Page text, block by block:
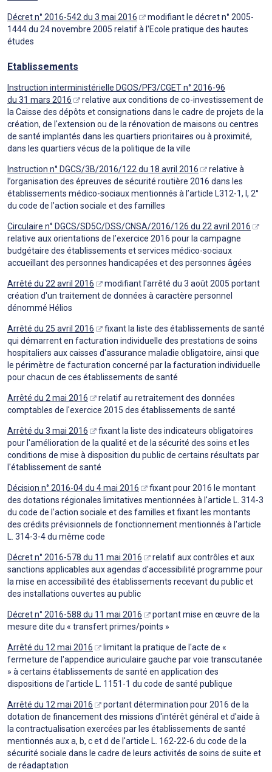
Décret n° 2016-542 du 3 mai 2016
modifiant le décret n° 2005-
1444 du 24 novembre 2005 relatif à l'Ecole pratique des hautes
études
Etablissements
Instruction interministérielle DGOS/PF3/CGET n° 2016-96
du 31 mars 2016
relative aux conditions de co-investissement de
la Caisse des dépôts et consignations dans le cadre de projets de la
création, de l'extension ou de la rénovation de maisons ou centres
de santé implantés dans les quartiers prioritaires ou à proximité,
dans les quartiers vécus de la politique de la ville
Instruction n° DGCS/3B/2016/122 du 18 avril 2016
relative à
l’organisation des épreuves de sécurité routière 2016 dans les
établissements médico-sociaux mentionnés à l’article L312-1, I, 2°
du code de l’action sociale et des familles
Circulaire n° DGCS/SD5C/DSS/CNSA/2016/126 du 22 avril 2016
relative aux orientations de l’exercice 2016 pour la campagne
budgétaire des établissements et services médico-sociaux
accueillant des personnes handicapées et des personnes âgées
Arrêté du 22 avril 2016
modifiant l'arrêté du 3 août 2005 portant
création d'un traitement de données à caractère personnel
dénommé Hélios
Arrêté du 25 avril 2016
fixant la liste des établissements de santé
qui démarrent en facturation individuelle des prestations de soins
hospitaliers aux caisses d'assurance maladie obligatoire, ainsi que
le périmètre de facturation concerné par la facturation individuelle
pour chacun de ces établissements de santé
Arrêté du 2 mai 2016
relatif au retraitement des données
comptables de l'exercice 2015 des établissements de santé
Arrêté du 3 mai 2016
fixant la liste des indicateurs obligatoires
pour l'amélioration de la qualité et de la sécurité des soins et les
conditions de mise à disposition du public de certains résultats par
l'établissement de santé
Décision n° 2016-04 du 4 mai 2016
fixant pour 2016 le montant
des dotations régionales limitatives mentionnées à l'article L. 314-3
du code de l'action sociale et des familles et fixant les montants
des crédits prévisionnels de fonctionnement mentionnés à l'article
L. 314-3-4 du même code
Décret n° 2016-578 du 11 mai 2016
relatif aux contrôles et aux
sanctions applicables aux agendas d'accessibilité programme pour
la mise en accessibilité des établissements recevant du public et
des installations ouvertes au public
Décret n° 2016-588 du 11 mai 2016
portant mise en œuvre de la
mesure dite du « transfert primes/points »
Arrêté du 12 mai 2016
limitant la pratique de l'acte de «
fermeture de l'appendice auriculaire gauche par voie transcutanée
» à certains établissements de santé en application des
dispositions de l'article L. 1151-1 du code de santé publique
Arrêté du 12 mai 2016
portant détermination pour 2016 de la
dotation de financement des missions d'intérêt général et d'aide à
la contractualisation exercées par les établissements de santé
mentionnés aux a, b, c et d de l'article L. 162-22-6 du code de la
sécurité sociale dans le cadre de leurs activités de soins de suite et
de réadaptation